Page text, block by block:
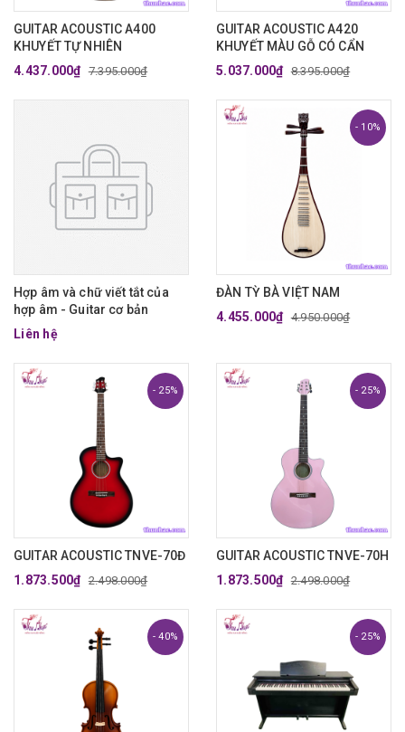
GUITAR ACOUSTIC A400
KHUYẾT TỰ NHIÊN
4.437.000₫ 7.395.000₫
GUITAR ACOUSTIC A420
KHUYẾT MÀU GỖ CÓ CẨN
5.037.000₫ 8.395.000₫
Hợp âm và chữ viết tắt của
hợp âm - Guitar cơ bản
Liên hệ
- 10%
ĐÀN TỲ BÀ VIỆT NAM
4.455.000₫ 4.950.000₫
- 25%
GUITAR ACOUSTIC TNVE-70Đ
1.873.500₫ 2.498.000₫
- 25%
GUITAR ACOUSTIC TNVE-70H
1.873.500₫ 2.498.000₫
- 40% - 25%